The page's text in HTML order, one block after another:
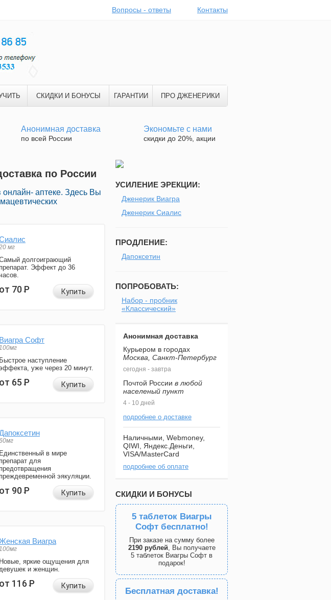
Вопросы - ответы Контакты
СКИДКИ И БОНУСЫ ГАРАНТИИ ПРО ДЖЕНЕРИКИ
Анонимная доставка
по всей России
Экономьте с нами
скидки до 20%, акции
по России
онлайн- аптеке. Здесь Вы
мг
долгоиграющий
препарат. Эффект до 36
от 70Р Купить
Виагра Софт
Быстрое наступление
уже через 20 минут.
от 65Р Купить
Единственный в мире
препарат для
предотвращения
преждевременной эякуляции.
от 90Р Купить
Виагра
Новые, яркие ощущения для
и женщин.
от 116Р Купить
УСИЛЕНИЕ ЭРЕКЦИИ:
Дженерик Виагра
Дженерик Сиалис
ПРОДЛЕНИЕ:
Дапоксетин
ПОПРОБОВАТЬ:
Набор - пробник
«Классический»
Анонимная доставка
Курьером в городах
Москва, Санкт-Петербург
сегодня - завтра
Почтой России в любой
населеный пункт
4 - 10 дней
подробнее о доставке
Наличными, Webmoney,
QIWI, Яндекс.Деньги,
VISA/MasterCard
подробнее об оплате
СКИДКИ И БОНУСЫ
5 таблеток Виагры
Софт бесплатно!
При заказе на сумму более
2190 рублей, Вы получаете
5 таблеток Виагры Софт в
подарок!
Бесплатная доставка!